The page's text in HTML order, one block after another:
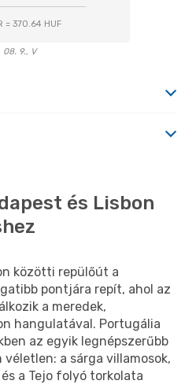
= 370.64 HUF
08. 9., V
és Lisbon
közötti repülőút a
pontjára repít, ahol az
a meredek,
hangulatával. Portugália
az egyik legnépszerűbb
a sárga villamosok,
a Tejo folyó torkolata